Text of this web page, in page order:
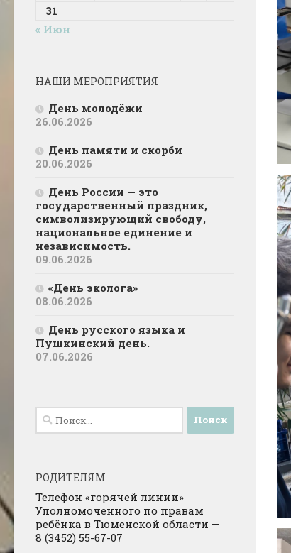
31
« Июн
НАШИ МЕРОПРИЯТИЯ
День молодёжи
26.06.2026
День памяти и скорби
20.06.2026
День России — это
государственный праздник,
символизирующий свободу,
национальное единение и
независимость.
09.06.2026
«День эколога»
08.06.2026
День русского языка и
Пушкинский день.
07.06.2026
Найти:
РОДИТЕЛЯМ
Телефон «горячей линии»
Уполномоченного по правам
ребёнка в Тюменской области —
8 (3452) 55-67-07